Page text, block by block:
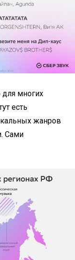
для многих
есть
жанров
Сами